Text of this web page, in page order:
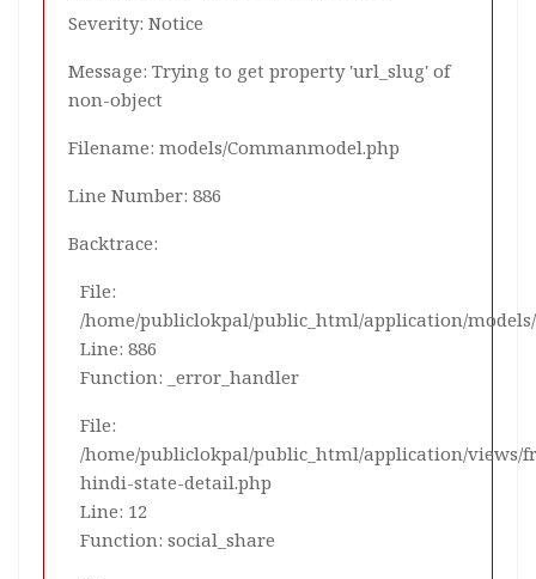
Severity: Notice
Message: Trying to get property 'url_slug' of
non-object
Filename: models/Commanmodel.php
Line Number: 886
Backtrace:
File:
/home/publiclokpal/public_html/application/
Line: 886
Function: _error_handler
File:
/home/publiclokpal/public_html/application/views/
hindi-state-detail.php
Line: 12
Function: social_share